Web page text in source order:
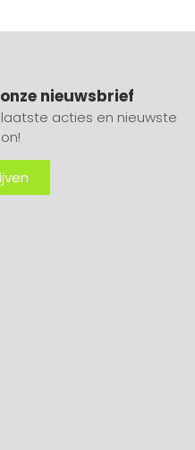
nieuwsbrief
acties en nieuwste